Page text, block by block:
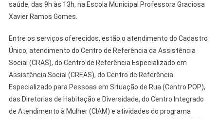
saúde, das 9h às 13h, na Escola Municipal Professora Graciosa
Xavier Ramos Gomes.
Entre os serviços oferecidos, estão o atendimento do Cadastro
Único, atendimento do Centro de Referência da Assistência
Social (CRAS), do Centro de Referência Especializado em
Assistência Social (CREAS), do Centro de Referência
Especializado para Pessoas em Situação de Rua (Centro POP),
das Diretorias de Habitação e Diversidade, do Centro Integrado
de Atendimento à Mulher (CIAM) e atividades do programa